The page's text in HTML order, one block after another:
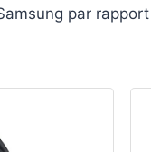
par